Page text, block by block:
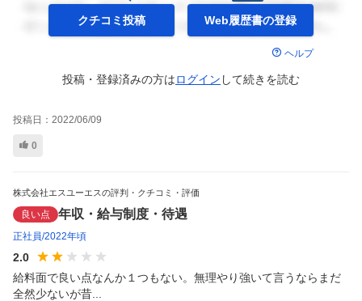
クチコミ投稿 Web履歴書の登録
ヘルプ
投稿・登録済みの方はログイン して続きを読む
投稿日： 2022/06/09
0
株式会社エスユーエスの評判・クチコミ・評価
良い点 年収・給与制度・待遇
正社員 2022年頃
2.0
給料面で良い点なんか１つもない。無理やり強いて言うならまだ
全然少ないが昔...